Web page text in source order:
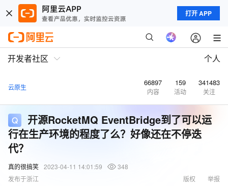
打开 APP
开发者社区 个人
云原生 66897
内容
159
活动
341483
关注
开源RocketMQ EventBridge到了可以运
行在生产环境的程度了么？好像还在不停迭
代？
真的很搞笑 2023-04-11 14:01:59
348
发布于浙江
举报
版权